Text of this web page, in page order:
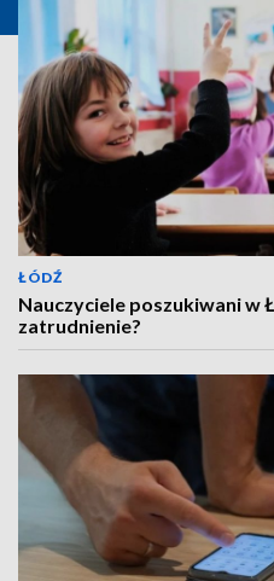
ŁÓDŹ
Nauczyciele poszukiwani w
zatrudnienie?